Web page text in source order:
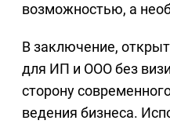
возможностью, а
В заключение,
для ИП и ООО без
сторону
ведения бизнеса.